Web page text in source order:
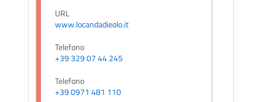
URL
www.locandadieolo.it
Telefono
+39 329 07 44 245
Telefono
+39 0971 481 110